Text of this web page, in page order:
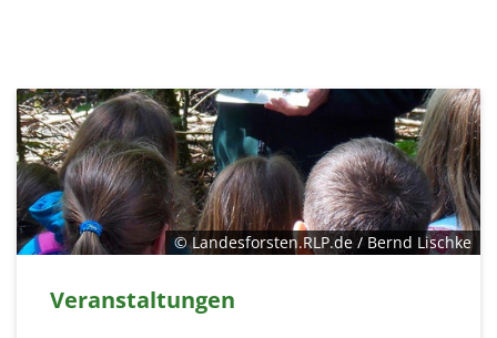
© Landesforsten.RLP.de / Bernd Lischke
Veranstaltungen